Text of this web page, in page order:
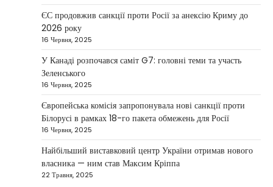
НОВИНИ
Конфлікт на Близькому Сході
паралізував туризм і
авіаперевезення
1 Березня, 2026
Загострення конфлікту на Близькому Сході
суттєво вплинуло на міжнародні подорожі та
туристичну індустрію. Після ударів…
США не відкидають можливість
удару по Ірану у разі провалу
переговорів
ЄС продовжив санкції проти Росії за анексію Криму до
2026 року
16 Червня, 2025
У Канаді розпочався саміт G7: головні теми та участь
Зеленського
16 Червня, 2025
Європейська комісія запропонувала нові санкції проти
Білорусі в рамках 18-го пакета обмежень для Росії
16 Червня, 2025
Найбільший виставковий центр України отримав нового
власника — ним став Максим Кріппа
22 Травня, 2025